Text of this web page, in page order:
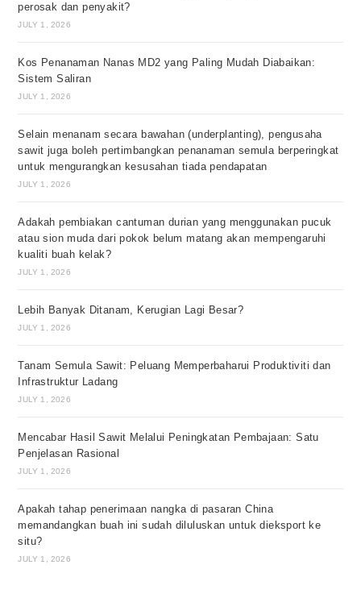
perosak dan penyakit?
JULY 1, 2026
Kos Penanaman Nanas MD2 yang Paling Mudah Diabaikan:
Sistem Saliran
JULY 1, 2026
Selain menanam secara bawahan (underplanting), pengusaha
sawit juga boleh pertimbangkan penanaman semula berperingkat
untuk mengurangkan kesusahan tiada pendapatan
JULY 1, 2026
Adakah pembiakan cantuman durian yang menggunakan pucuk
atau sion muda dari pokok belum matang akan mempengaruhi
kualiti buah kelak?
JULY 1, 2026
Lebih Banyak Ditanam, Kerugian Lagi Besar?
JULY 1, 2026
Tanam Semula Sawit: Peluang Memperbaharui Produktiviti dan
Infrastruktur Ladang
JULY 1, 2026
Mencabar Hasil Sawit Melalui Peningkatan Pembajaan: Satu
Penjelasan Rasional
JULY 1, 2026
Apakah tahap penerimaan nangka di pasaran China
memandangkan buah ini sudah diluluskan untuk dieksport ke
situ?
JULY 1, 2026